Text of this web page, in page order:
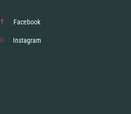
Facebook
Instagram